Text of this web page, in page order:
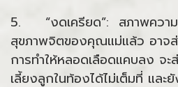
5. “งดเครียด”: สภาพความ
สุขภาพจิตของคุณแม่แล้ว อาจ
การทำให้หลอดเลือดแคบลง จะ
เลี้ยงลูกในท้องได้ไม่เต็มที่ แล